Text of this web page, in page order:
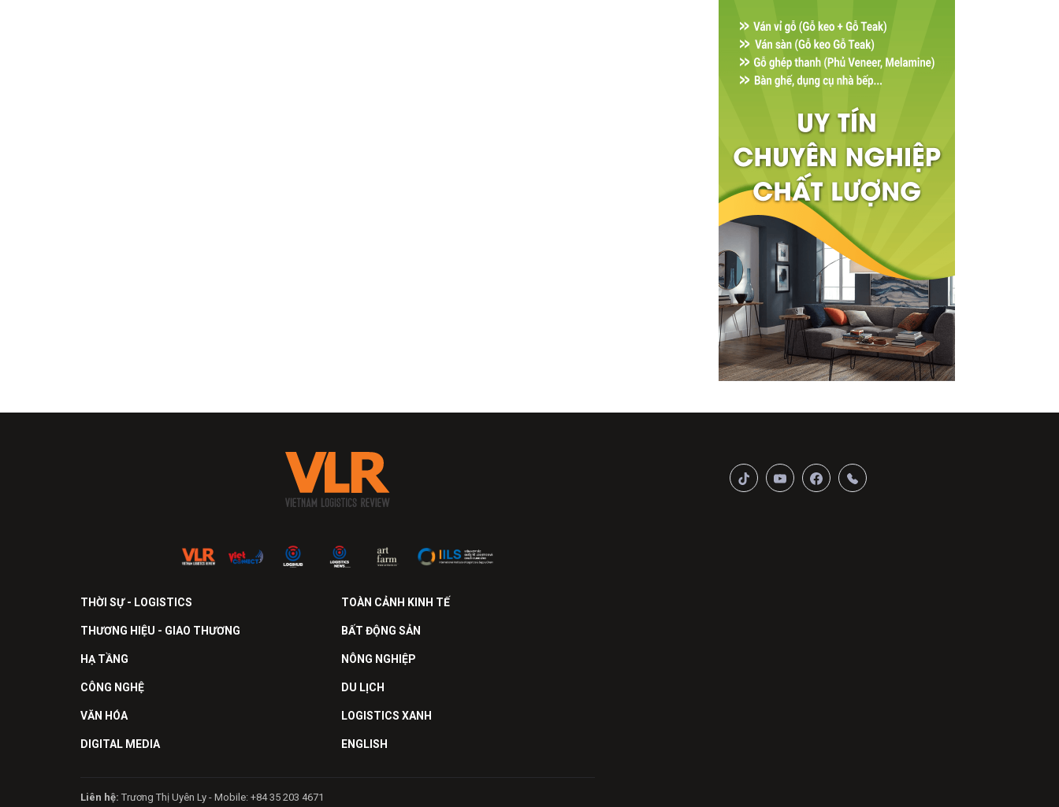
THỜI SỰ - LOGISTICS TOÀN CẢNH KINH TẾ
THƯƠNG HIỆU - GIAO THƯƠNG BẤT ĐỘNG SẢN
HẠ TẦNG NÔNG NGHIỆP
CÔNG NGHỆ DU LỊCH
VĂN HÓA LOGISTICS XANH
DIGITAL MEDIA ENGLISH
Liên hệ: Trương Thị Uyên Ly - Mobile: +84 35 203 4671